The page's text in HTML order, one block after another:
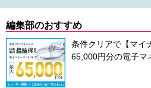
編集部のおすすめ
条件クリアで【マイ
65,000円分の電子マ